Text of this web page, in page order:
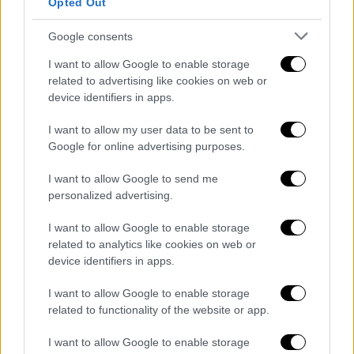
Google consents
I want to allow Google to enable storage
related to advertising like cookies on web or
device identifiers in apps.
I want to allow my user data to be sent to
Google for online advertising purposes.
I want to allow Google to send me
personalized advertising.
I want to allow Google to enable storage
related to analytics like cookies on web or
device identifiers in apps.
I want to allow Google to enable storage
related to functionality of the website or app.
I want to allow Google to enable storage
Υποστηρίζει ότι οι δυο τους πέρασαν 12
ημέρες μόνοι από τις 18 Νοεμβρίου, αλλά
όλα άλλαξαν στις 30 Νοεμβρίου 2022, όταν
τέσσερις άνθρωποι εισέβαλαν στο δωμάτιο
του ξενοδοχείου και «απομάκρυναν» τον
Άλμαν.
«Ο ένας από τους τέσσερις άνδρες που τον
πήραν μου είπε ότι τους προσέλαβε η
μητέρα του», υποστηρίζει στα έγγραφα,
αναφερόμενη στη
Σερ
. «Από τον Αύγουστο
του 2022 μου έχουν πει ότι δεν μου
επιτρέπεται να τον δω ή να μιλήσω, αυτή τη
στιγμή είναι κλεισμένος σε κλινική που δεν
μου έχει αποκαλυφθεί. Επίσης μου είπαν ότι
δεν έχει πρόσβαση στο τηλέφωνό του»,
συμπληρώνει.